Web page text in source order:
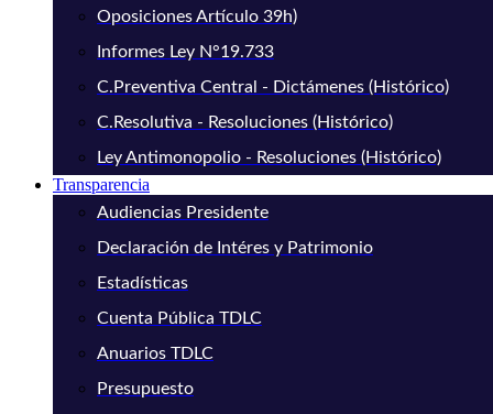
Oposiciones Artículo 39h)
Informes Ley N°19.733
C.Preventiva Central - Dictámenes (Histórico)
C.Resolutiva - Resoluciones (Histórico)
Ley Antimonopolio - Resoluciones (Histórico)
Transparencia
Audiencias Presidente
Declaración de Intéres y Patrimonio
Estadísticas
Cuenta Pública TDLC
Anuarios TDLC
Presupuesto